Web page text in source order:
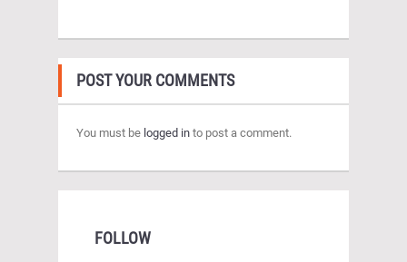
POST YOUR COMMENTS
You must be logged in to post a comment.
FOLLOW